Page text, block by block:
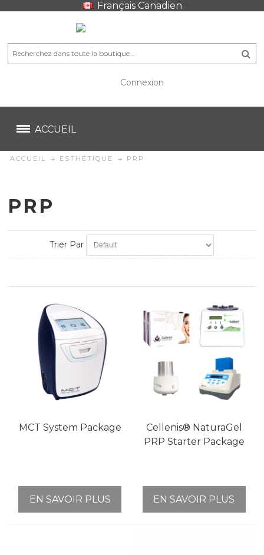
Français Canadien
Connexion
ACCUEIL
ACCUEIL ESTHÉTIQUE PRP
PRP
Trier Par
MCT System Package
EN SAVOIR PLUS
Cellenis® NaturaGel
PRP Starter Package
EN SAVOIR PLUS